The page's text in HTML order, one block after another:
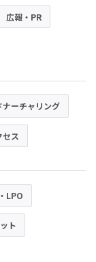
広報・PR
ナーチャリング
セス
LPO
ト